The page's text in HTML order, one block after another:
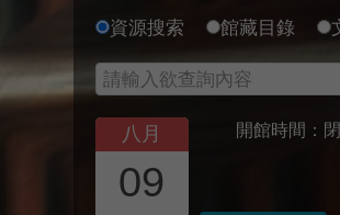
資源搜索 館藏目錄
八月
09
開館時間：